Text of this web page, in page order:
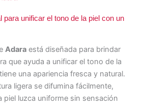
para unificar el tono de la piel con un
Adara está diseñada para brindar
que ayuda a unificar el tono de la
una apariencia fresca y natural.
ligera se difumina fácilmente,
piel luzca uniforme sin sensación